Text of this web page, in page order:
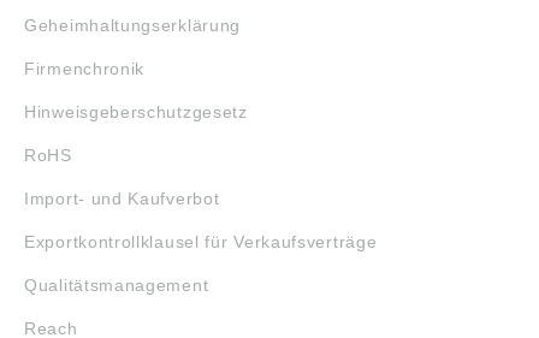
Geheimhaltungserklärung
Firmenchronik
Hinweisgeberschutzgesetz
RoHS
Import- und Kaufverbot
Exportkontrollklausel für Verkaufsverträge
Qualitätsmanagement
Reach